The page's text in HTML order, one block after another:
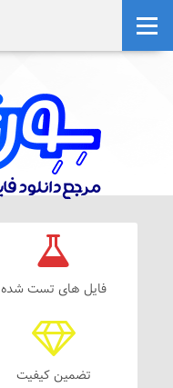
فایل های تست شده
تضمین کیفیت